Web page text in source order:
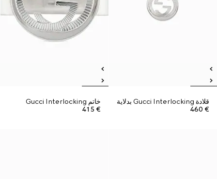
قلادة Gucci Interlocking بدلاية
€ 460
خاتم Gucci Interlocking
€ 415